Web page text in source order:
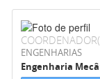
ENGENHARIAS
Engenharia